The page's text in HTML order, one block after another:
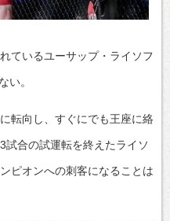
ているユーサップ・ライソフ
い。
転向し、すぐにでも王座に絡
試合の試運転を終えたライソ
ピオンへの刺客になることは